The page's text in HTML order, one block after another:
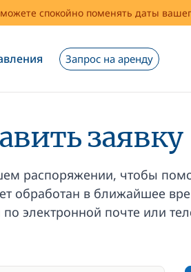
спокойно поменять даты
Запрос на аренду
заявку
распоряжении, чтобы
обработан в ближайшее
электронной почте или